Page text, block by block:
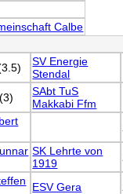
Calbe
SV Energie
Stendal
(3)
SAbt TuS
Makkabi Ffm
SK Lehrte von
1919
ESV Gera